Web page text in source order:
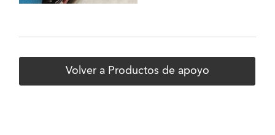
Volver a Productos de apoyo